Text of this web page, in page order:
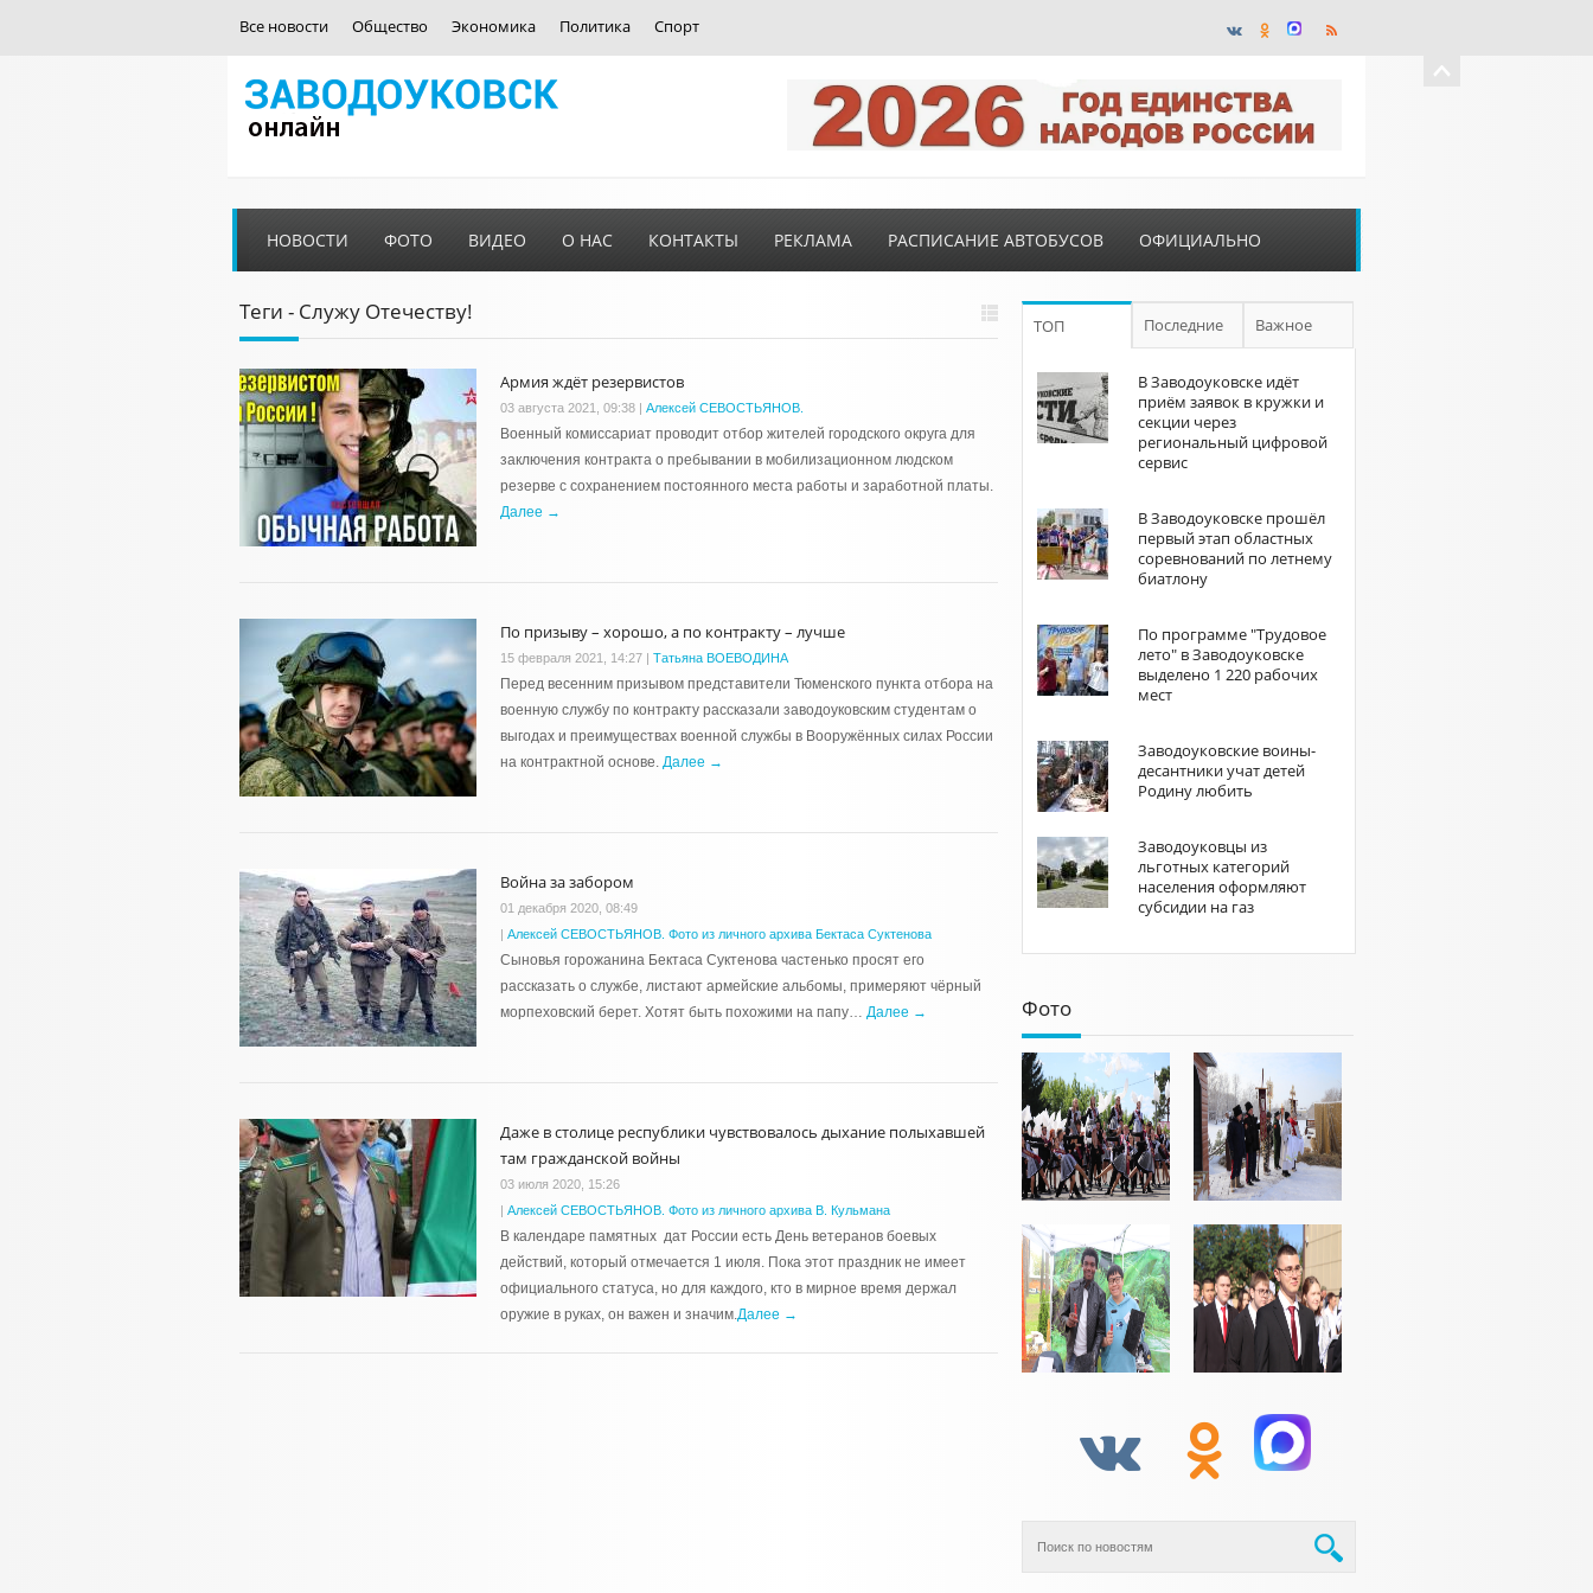
Все новости Общество Экономика Политика Спорт
НОВОСТИ ФОТО ВИДЕО О НАС КОНТАКТЫ РЕКЛАМА РАСПИСАНИЕ АВТОБУСОВ ОФИЦИАЛЬНО
Теги - Служу Отечеству!
Армия ждёт резервистов
03 августа 2021, 09:38 | Алексей СЕВОСТЬЯНОВ.
Военный комиссариат проводит отбор жителей городского округа для
заключения контракта о пребывании в мобилизационном людском
резерве с сохранением постоянного места работы и заработной платы.
Далее →
По призыву – хорошо, а по контракту – лучше
15 февраля 2021, 14:27 | Татьяна ВОЕВОДИНА
Перед весенним призывом представители Тюменского пункта отбора на
военную службу по контракту рассказали заводоуковским студентам о
выгодах и преимуществах военной службы в Вооружённых силах России
на контрактной основе. Далее →
Война за забором
01 декабря 2020, 08:49
| Алексей СЕВОСТЬЯНОВ. Фото из личного архива Бектаса Суктенова
Сыновья горожанина Бектаса Суктенова частенько просят его
рассказать о службе, листают армейские альбомы, примеряют чёрный
морпеховский берет. Хотят быть похожими на папу… Далее →
Даже в столице республики чувствовалось дыхание полыхавшей
там гражданской войны
03 июля 2020, 15:26
| Алексей СЕВОСТЬЯНОВ. Фото из личного архива В. Кульмана
В календаре памятных дат России есть День ветеранов боевых
действий, который отмечается 1 июля. Пока этот праздник не имеет
официального статуса, но для каждого, кто в мирное время держал
оружие в руках, он важен и значим.Далее →
ТОП Последние Важное
В Заводоуковске идёт
приём заявок в кружки и
секции через
региональный цифровой
сервис
В Заводоуковске прошёл
первый этап областных
соревнований по летнему
биатлону
По программе "Трудовое
лето" в Заводоуковске
выделено 1 220 рабочих
мест
Заводоуковские воины-
десантники учат детей
Родину любить
Заводоуковцы из
льготных категорий
населения оформляют
субсидии на газ
Фото